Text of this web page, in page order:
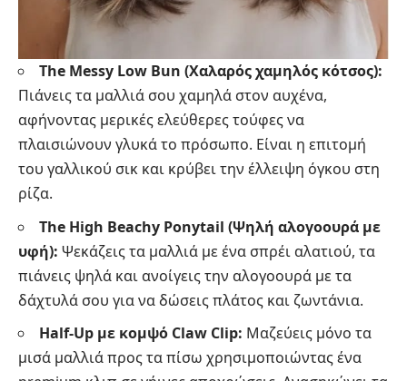
The Messy Low Bun (Χαλαρός χαμηλός κότσος):
Πιάνεις τα μαλλιά σου χαμηλά στον αυχένα,
αφήνοντας μερικές ελεύθερες τούφες να
πλαισιώνουν γλυκά το πρόσωπο. Είναι η επιτομή
του γαλλικού σικ και κρύβει την έλλειψη όγκου στη
ρίζα.
The High Beachy Ponytail (Ψηλή αλογοουρά με
υφή): Ψεκάζεις τα μαλλιά με ένα σπρέι αλατιού, τα
πιάνεις ψηλά και ανοίγεις την αλογοουρά με τα
δάχτυλά σου για να δώσεις πλάτος και ζωντάνια.
Half-Up με κομψό Claw Clip: Μαζεύεις μόνο τα
μισά μαλλιά προς τα πίσω χρησιμοποιώντας ένα